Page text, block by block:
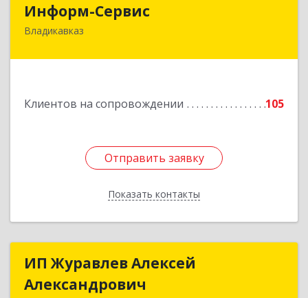
Информ-Сервис
Владикавказ
Клиентов на сопровождении 105
Отправить заявку
Показать контакты
362020, Северная Осетия - Алания Респ,
Отправить заявку
Назад
ИП Журавлев Алексей
Александрович
ИП Журавлев Алексей